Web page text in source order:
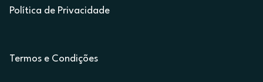
Política de Privacidade
Termos e Condições